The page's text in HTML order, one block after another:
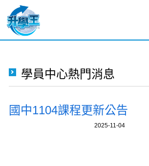
學員中心熱門消息
國中1104課程更新公告
2025-11-04